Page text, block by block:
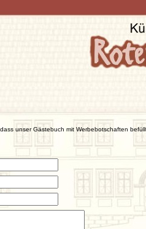
unser Gästebuch mit Werbebotschaften